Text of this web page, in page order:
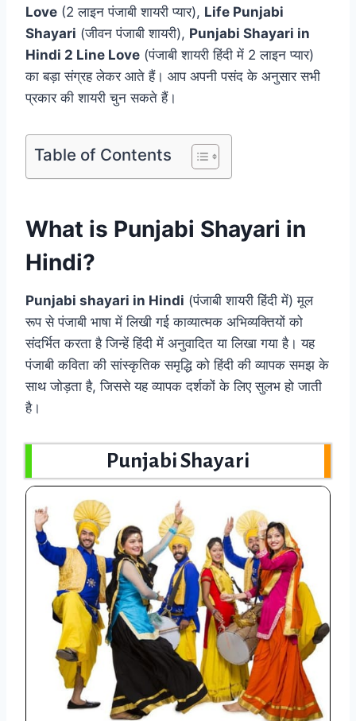
Love (2 लाइन पंजाबी शायरी प्यार), Life Punjabi
Shayari (जीवन पंजाबी शायरी), Punjabi Shayari in
Hindi 2 Line Love (पंजाबी शायरी हिंदी में 2 लाइन प्यार)
का बड़ा संग्रह लेकर आते हैं। आप अपनी पसंद के अनुसार सभी
प्रकार की शायरी चुन सकते हैं।
Table of Contents
What is Punjabi Shayari in
Hindi?
Punjabi shayari in Hindi (पंजाबी शायरी हिंदी में) मूल
रूप से पंजाबी भाषा में लिखी गई काव्यात्मक अभिव्यक्तियों को
संदर्भित करता है जिन्हें हिंदी में अनुवादित या लिखा गया है। यह
पंजाबी कविता की सांस्कृतिक समृद्धि को हिंदी की व्यापक समझ के
साथ जोड़ता है, जिससे यह व्यापक दर्शकों के लिए सुलभ हो जाती
है।
Punjabi Shayari